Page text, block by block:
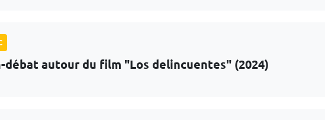
débat autour du film "Los delincuentes" (2024)